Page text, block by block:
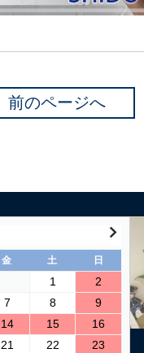
前のページへ
金 土 日
1
2
7 8
9
14 15
16
21 22
23